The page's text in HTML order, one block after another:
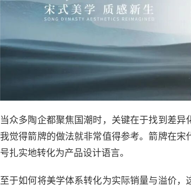
当众多陶企都聚焦国潮时，关键在于找到差异
我觉得箭牌的做法就非常值得参考。箭牌在
号扎实地转化为产品设计语言。
至于如何将美学体系转化为实际销量与溢价